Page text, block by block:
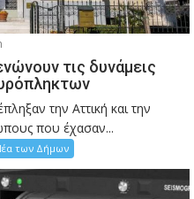
τις δυνάμεις
την Αττική και την
που έχασαν...
των Δήμων